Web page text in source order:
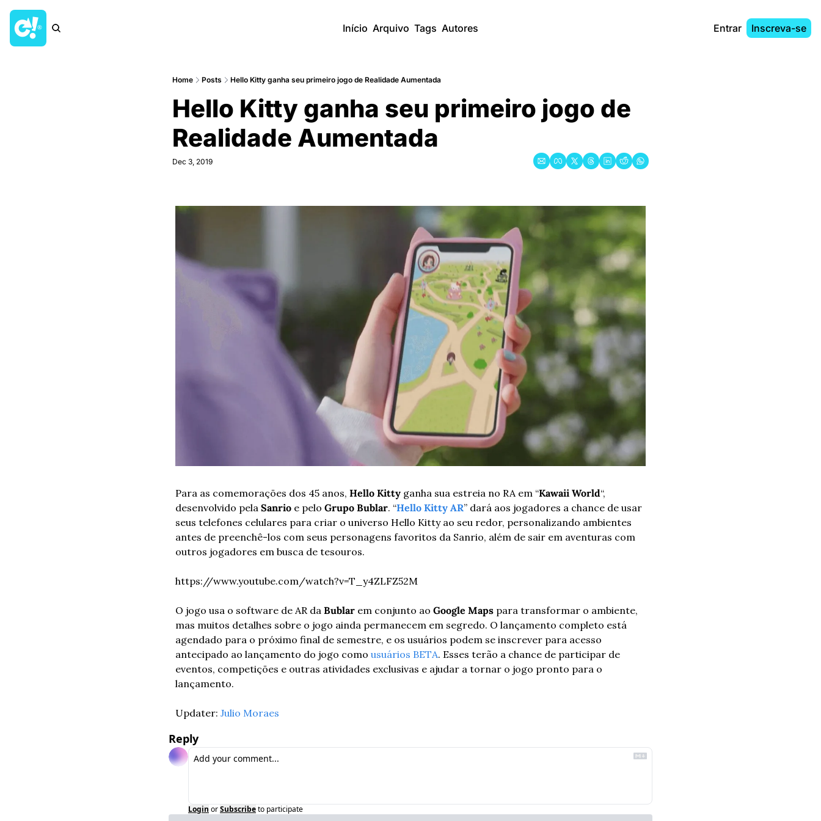
Início Arquivo Tags Autores Entrar Inscreva-se
Home Posts Hello Kitty ganha seu primeiro jogo de Realidade Aumentada
Hello Kitty ganha seu primeiro jogo de
Realidade Aumentada
Dec 3, 2019
Para as comemorações dos 45 anos, Hello Kitty ganha sua estreia no RA em “Kawaii World“,
desenvolvido pela Sanrio e pelo Grupo Bublar. “Hello Kitty AR” dará aos jogadores a chance de usar
seus telefones celulares para criar o universo Hello Kitty ao seu redor, personalizando ambientes
antes de preenchê-los com seus personagens favoritos da Sanrio, além de sair em aventuras com
outros jogadores em busca de tesouros.
https://www.youtube.com/watch?v=T_y4ZLFZ52M
O jogo usa o software de AR da Bublar em conjunto ao Google Maps para transformar o ambiente,
mas muitos detalhes sobre o jogo ainda permanecem em segredo. O lançamento completo está
agendado para o próximo final de semestre, e os usuários podem se inscrever para acesso
antecipado ao lançamento do jogo como usuários BETA. Esses terão a chance de participar de
eventos, competições e outras atividades exclusivas e ajudar a tornar o jogo pronto para o
lançamento.
Updater: Julio Moraes
Reply
Login orSubscribeto participate